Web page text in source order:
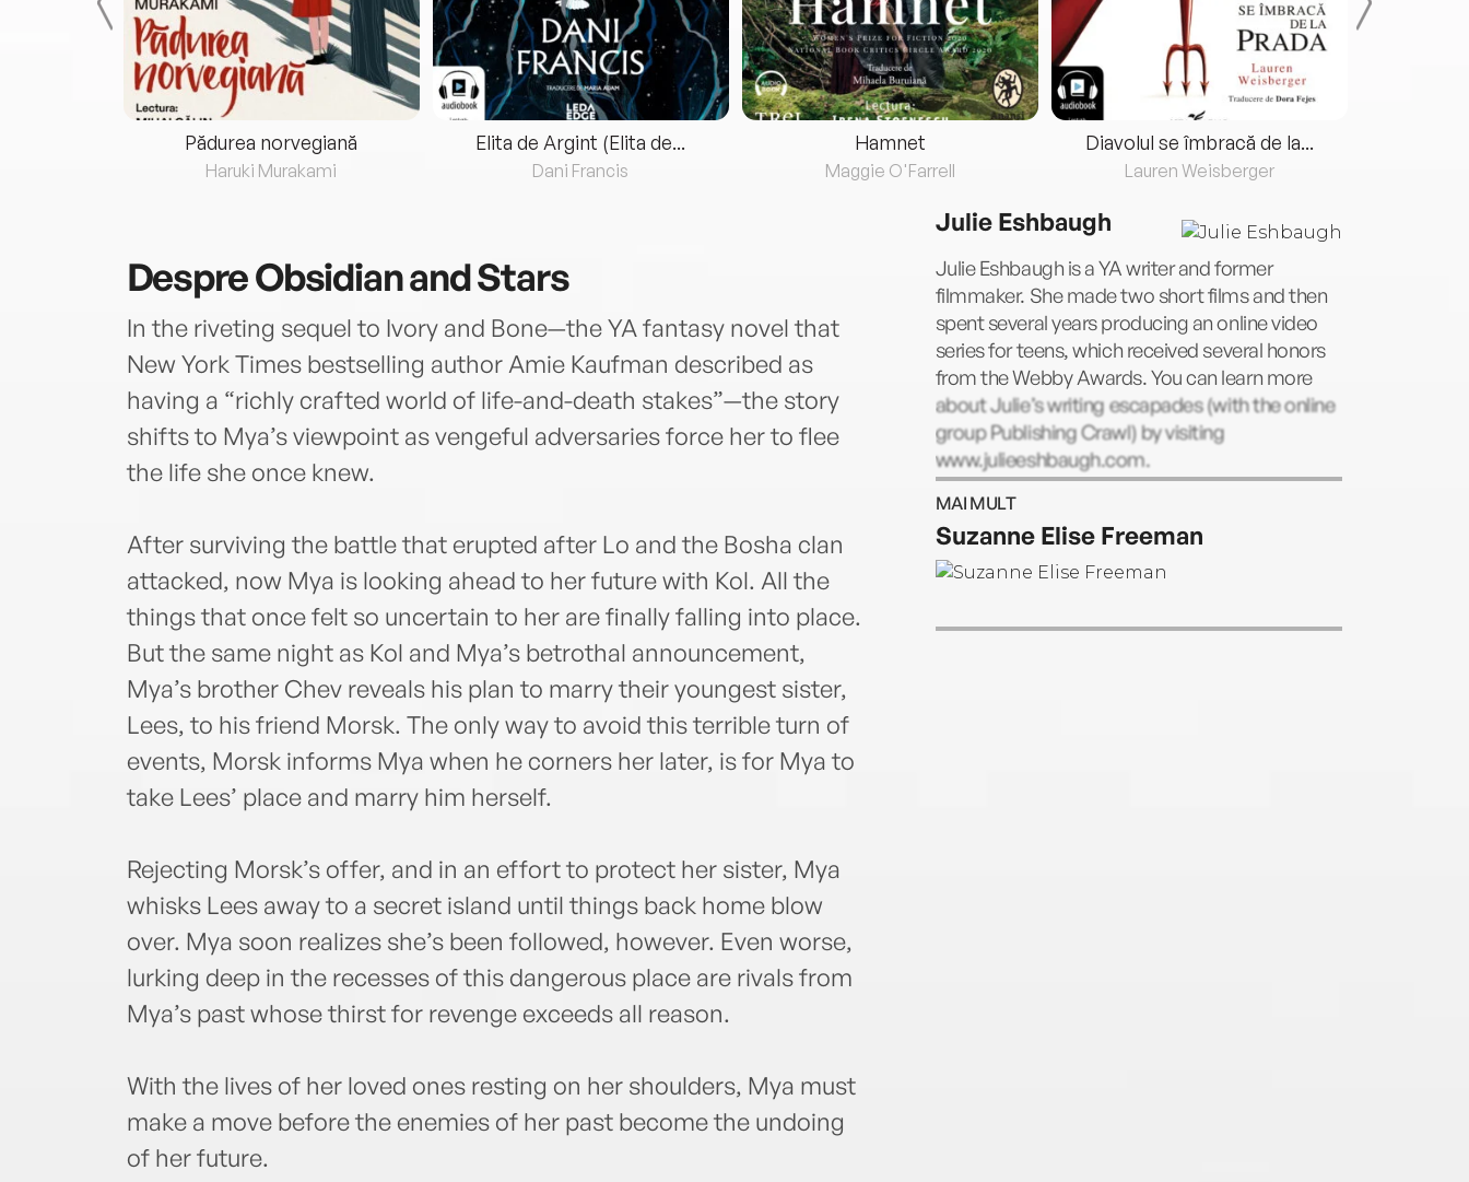
Pădurea norvegiană
Haruki Murakami
Elita de Argint (Elita de...
Dani Francis
Hamnet
Maggie O'Farrell
Diavolul se îmbracă de la...
Lauren Weisberger
DespreObsidian and Stars
In the riveting sequel to Ivory and Bone—the YA fantasy novel that
New York Times bestselling author Amie Kaufman described as
having a “richly crafted world of life-and-death stakes”—the story
shifts to Mya’s viewpoint as vengeful adversaries force her to flee
the life she once knew.
After surviving the battle that erupted after Lo and the Bosha clan
attacked, now Mya is looking ahead to her future with Kol. All the
things that once felt so uncertain to her are finally falling into place.
But the same night as Kol and Mya’s betrothal announcement,
Mya’s brother Chev reveals his plan to marry their youngest sister,
Lees, to his friend Morsk. The only way to avoid this terrible turn of
events, Morsk informs Mya when he corners her later, is for Mya to
take Lees’ place and marry him herself.
Rejecting Morsk’s offer, and in an effort to protect her sister, Mya
whisks Lees away to a secret island until things back home blow
over. Mya soon realizes she’s been followed, however. Even worse,
lurking deep in the recesses of this dangerous place are rivals from
Mya’s past whose thirst for revenge exceeds all reason.
With the lives of her loved ones resting on her shoulders, Mya must
make a move before the enemies of her past become the undoing
of her future.
Julie Eshbaugh
Julie Eshbaugh is a YA writer and former
filmmaker. She made two short films and then
spent several years producing an online video
series for teens, which received several honors
from the Webby Awards. You can learn more
about Julie’s writing escapades (with the online
group Publishing Crawl) by visiting
www.julieeshbaugh.com.
MAI MULT
Suzanne Elise Freeman